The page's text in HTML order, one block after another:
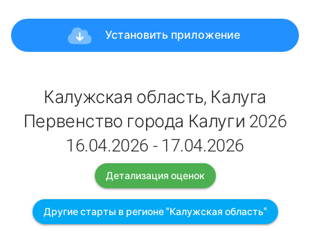
Установить приложение
Калужская область, Калуга
Первенство города Калуги 2026
16.04.2026 - 17.04.2026
Детализация оценок
Другие старты в регионе "Калужская область"